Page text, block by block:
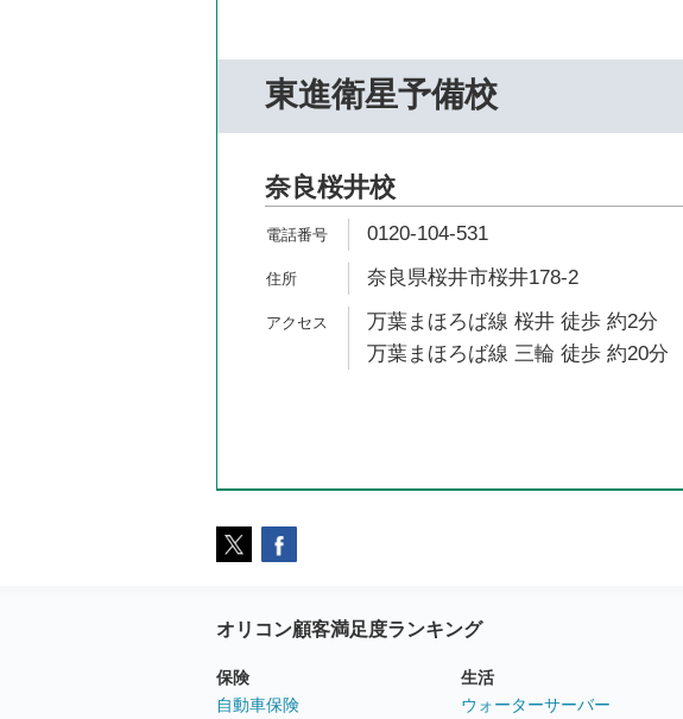
東進衛星予備校
奈良桜井校
0120-104-531
奈良県桜井市桜井178-2
万葉まほろば線 桜井 徒歩 約2分
万葉まほろば線 三輪 徒歩 約20分
オリコン顧客満足度ランキング
保険
自動車保険
生活
ウォーターサーバー